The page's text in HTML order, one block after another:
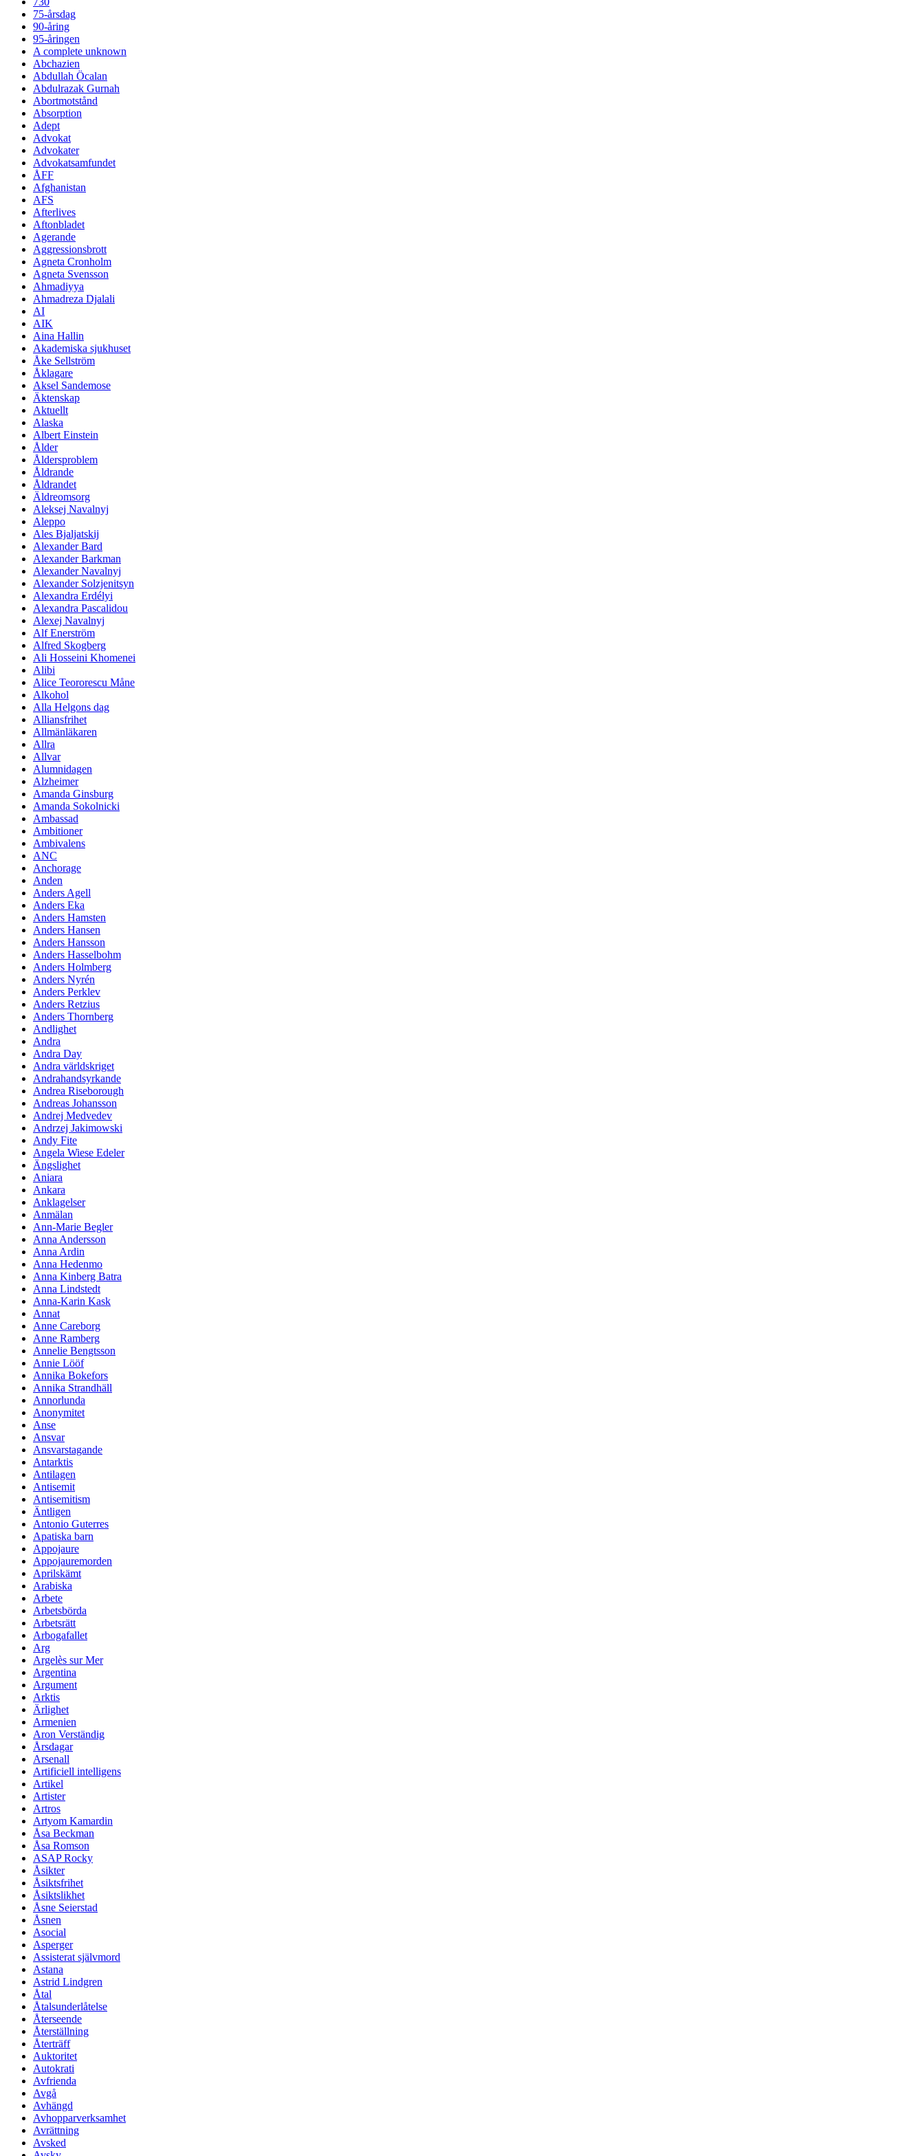
75-årsdag
90-åring
95-åringen
A complete unknown
Abchazien
Abdullah Öcalan
Abdulrazak Gurnah
Abortmotstånd
Absorption
Adept
Advokat
Advokater
Advokatsamfundet
ÅFF
Afghanistan
AFS
Afterlives
Aftonbladet
Agerande
Aggressionsbrott
Agneta Cronholm
Agneta Svensson
Ahmadiyya
Ahmadreza Djalali
AI
AIK
Aina Hallin
Akademiska sjukhuset
Åke Sellström
Åklagare
Aksel Sandemose
Äktenskap
Aktuellt
Alaska
Albert Einstein
Ålder
Åldersproblem
Åldrande
Åldrandet
Äldreomsorg
Aleksej Navalnyj
Aleppo
Ales Bjaljatskij
Alexander Bard
Alexander Barkman
Alexander Navalnyj
Alexander Solzjenitsyn
Alexandra Erdélyi
Alexandra Pascalidou
Alexej Navalnyj
Alf Enerström
Alfred Skogberg
Ali Hosseini Khomenei
Alibi
Alice Teororescu Måne
Alkohol
Alla Helgons dag
Alliansfrihet
Allmänläkaren
Allra
Allvar
Alumnidagen
Alzheimer
Amanda Ginsburg
Amanda Sokolnicki
Ambassad
Ambitioner
Ambivalens
ANC
Anchorage
Anden
Anders Agell
Anders Eka
Anders Hamsten
Anders Hansen
Anders Hansson
Anders Hasselbohm
Anders Holmberg
Anders Nyrén
Anders Perklev
Anders Retzius
Anders Thornberg
Andlighet
Andra
Andra Day
Andra världskriget
Andrahandsyrkande
Andrea Riseborough
Andreas Johansson
Andrej Medvedev
Andrzej Jakimowski
Andy Fite
Angela Wiese Edeler
Ängslighet
Aniara
Ankara
Anklagelser
Anmälan
Ann-Marie Begler
Anna Andersson
Anna Ardin
Anna Hedenmo
Anna Kinberg Batra
Anna Lindstedt
Anna-Karin Kask
Annat
Anne Careborg
Anne Ramberg
Annelie Bengtsson
Annie Lööf
Annika Bokefors
Annika Strandhäll
Annorlunda
Anonymitet
Anse
Ansvar
Ansvarstagande
Antarktis
Antilagen
Antisemit
Antisemitism
Äntligen
Antonio Guterres
Apatiska barn
Appojaure
Appojauremorden
Aprilskämt
Arabiska
Arbete
Arbetsbörda
Arbetsrätt
Arbogafallet
Arg
Argelès sur Mer
Argentina
Argument
Arktis
Ärlighet
Armenien
Aron Verständig
Årsdagar
Arsenall
Artificiell intelligens
Artikel
Artister
Artros
Artyom Kamardin
Åsa Beckman
Åsa Romson
ASAP Rocky
Åsikter
Åsiktsfrihet
Åsiktslikhet
Åsne Seierstad
Åsnen
Asocial
Asperger
Assisterat självmord
Astana
Astrid Lindgren
Åtal
Åtalsunderlåtelse
Återseende
Återställning
Återträff
Auktoritet
Autokrati
Avfrienda
Avgå
Avhängd
Avhopparverksamhet
Avrättning
Avsked